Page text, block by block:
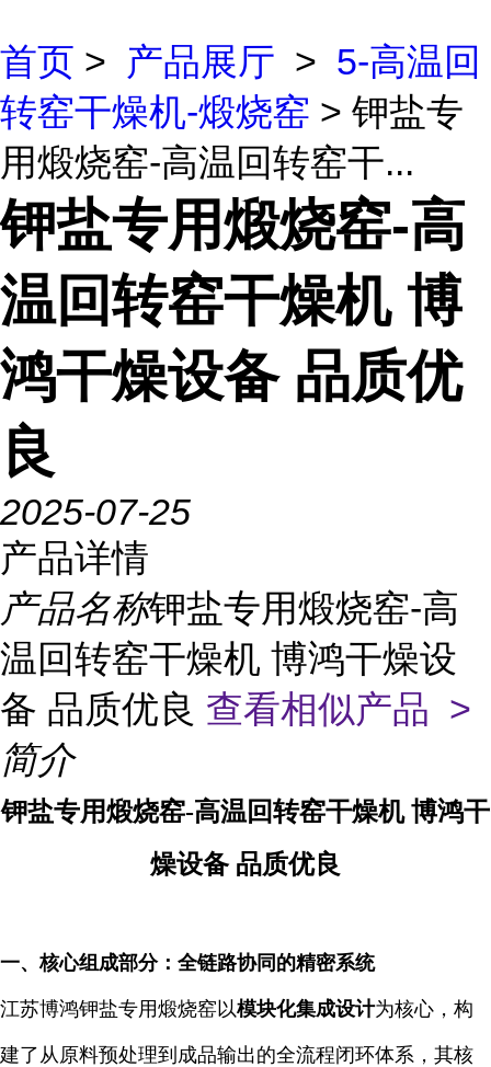
首页 > 产品展厅 > 5-高温回
转窑干燥机-煅烧窑 > 钾盐专
用煅烧窑-高温回转窑干...
钾盐专用煅烧窑-高
温回转窑干燥机 博
鸿干燥设备 品质优
良
2025-07-25
产品详情
产品名称钾盐专用煅烧窑-高
温回转窑干燥机 博鸿干燥设
备 品质优良 查看相似产品 >
简介
钾盐专用煅烧窑-高温回转窑干燥机 博鸿干
燥设备 品质优良
一、核心组成部分：全链路协同的精密系统
江苏博鸿钾盐专用煅烧窑以模块化集成设计为核心，构
建了从原料预处理到成品输出的全流程闭环体系，其核